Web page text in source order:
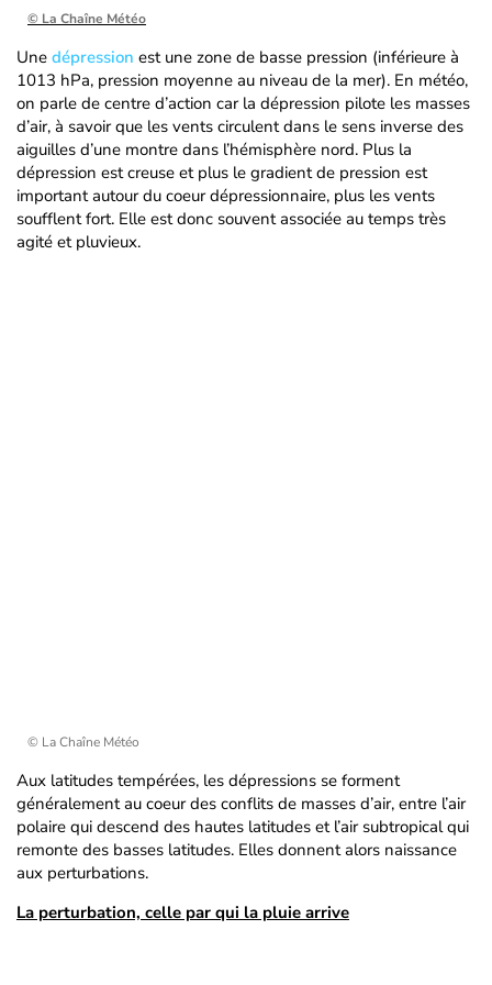
© La Chaîne Météo
Une dépression est une zone de basse pression (inférieure à
1013 hPa, pression moyenne au niveau de la mer). En météo,
on parle de centre d’action car la dépression pilote les masses
d’air, à savoir que les vents circulent dans le sens inverse des
aiguilles d’une montre dans l’hémisphère nord. Plus la
dépression est creuse et plus le gradient de pression est
important autour du coeur dépressionnaire, plus les vents
soufflent fort. Elle est donc souvent associée au temps très
agité et pluvieux.
© La Chaîne Météo
Aux latitudes tempérées, les dépressions se forment
généralement au coeur des conflits de masses d’air, entre l’air
polaire qui descend des hautes latitudes et l’air subtropical qui
remonte des basses latitudes. Elles donnent alors naissance
aux perturbations.
La perturbation, celle par qui la pluie arrive